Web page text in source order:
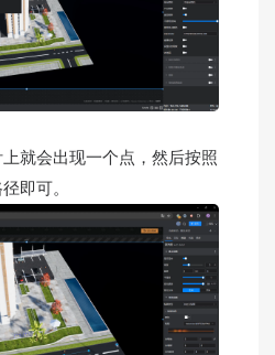
就会出现一个点，然后按照
即可。